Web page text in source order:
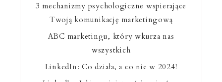
3 mechanizmy psychologiczne wspierające
Twoją komunikację marketingową
ABC marketingu, który wkurza nas
wszystkich
LinkedIn: Co działa, a co nie w 2024!